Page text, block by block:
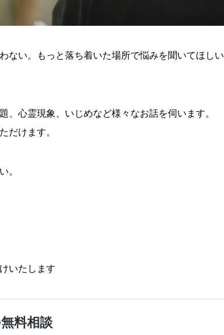
ない。もっと落ち着いた場所で悩みを聞いてほし
、心霊現象、いじめなど様々なお話を伺います。
だけます。
。
いたします